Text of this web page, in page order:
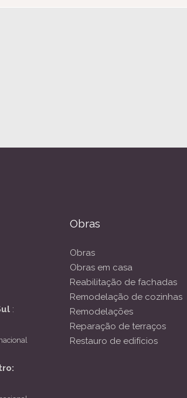
:
Obras
Obras
Obras em casa
Reabilitação de fachadas
Remodelação de cozinhas
Remodelações
Reparação de terraços
Restauro de edifícios